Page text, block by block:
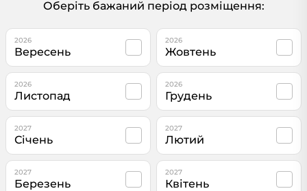
Оберіть бажаний період розміщення:
2026
Вересень
2026
Жовтень
2026
Листопад
2026
Грудень
2027
Січень
2027
Лютий
2027
Березень
2027
Квітень